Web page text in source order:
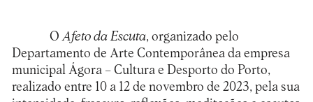
OAfeto da Escuta, organizado pelo
Departamento de Arte Contemporânea da empresa
municipal Ágora – Cultura e Desporto do Porto,
realizado entre 10 a 12 de novembro de 2023, pela sua